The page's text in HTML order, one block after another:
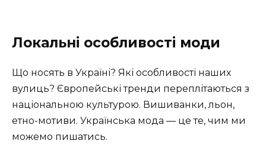
Локальні особливості моди
Що носять в Україні? Які особливості наших
вулиць? Європейські тренди переплітаються з
національною культурою. Вишиванки, льон,
етно-мотиви. Українська мода — це те, чим ми
можемо пишатись.